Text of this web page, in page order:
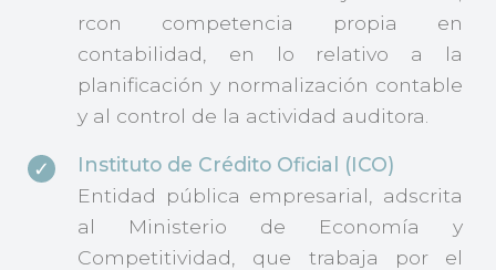
rcon competencia propia en
contabilidad, en lo relativo a la
planificación y normalización contable
y al control de la actividad auditora.
Instituto de Crédito Oficial (ICO)
Entidad pública empresarial, adscrita
al Ministerio de Economía y
Competitividad, que trabaja por el